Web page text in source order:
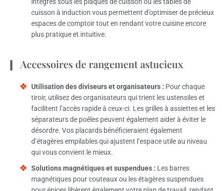
cuisson à induction vous permettent d’optimiser de précieux
espaces de comptoir tout en rendant votre cuisine encore
plus pratique et intuitive.
Accessoires de rangement astucieux
Utilisation des diviseurs et organisateurs : Pour chaque
tiroir, utilisez des organisateurs qui trient les ustensiles et
facilitent l’accès rapide à ceux-ci. Les grilles à assiettes et les
séparateurs de poêles peuvent également aider à éviter le
désordre. Vos placards bénéficieraient également
d’étagères empilables qui ajustent l’espace utile au niveau
qui vous convient le mieux.
Solutions magnétiques et suspendues : Les barres
magnétiques pour couteaux ou les étagères suspendues